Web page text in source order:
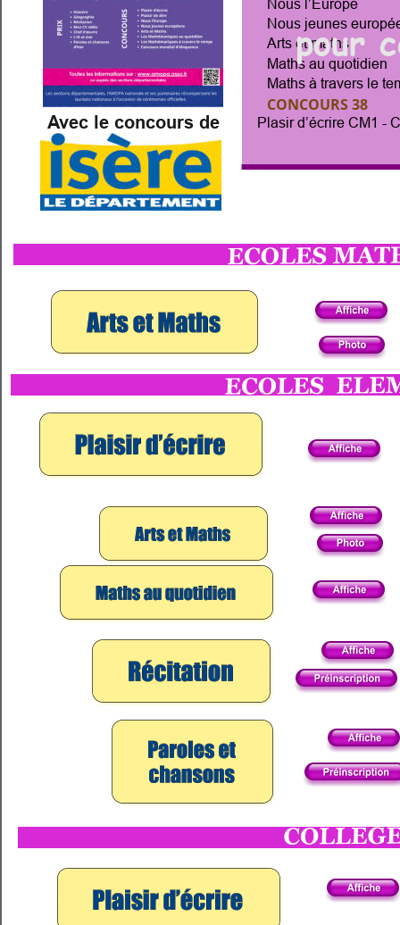
Nous l’Europe
Nous jeunes
Arts et maths
Maths au quotidien
Maths à travers le
CONCOURS 38
Avec le concours de Plasir d’écrire CM1 -
pour